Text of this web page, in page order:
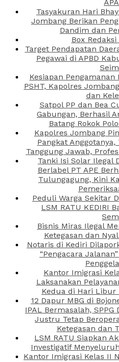
Tasyakuran Hari
Jombang Berikan
Dandim dan
Box
Target Pendapatan
Pegawai di APBD
Kesiapan Pengamanan
PSHT, Kapolres
dan
Satpol PP dan Bea
Gabungan, Berhasil
Batang Rokok
Kapolres Jombang
Pangkat
Tanggung Jawab,
Tanki Isi Solar Ilegal
Berlabel PT APE
Tulungagung, Kini
Peduli Warga Sekitar
LSM RATU KEDIRI
Bisnis Miras Ilegal
Ketegasan dan
Notaris di Kediri
“Pengacara
Kantor Imigrasi
Laksanakan
Kedua di Hari Libur
12 Dapur MBG di
IPAL Bermasalah,
Justru Tetap
Ketegasan dan
LSM RATU Siapkan
Investigatif
Kantor Imigrasi Kelas II